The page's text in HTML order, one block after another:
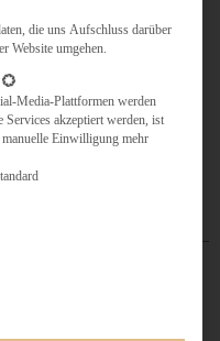
UNTERWEGS
die uns Aufschluss darüber
Website umgehen.
Media-Plattformen werden
Services akzeptiert werden, ist
Einwilligung mehr